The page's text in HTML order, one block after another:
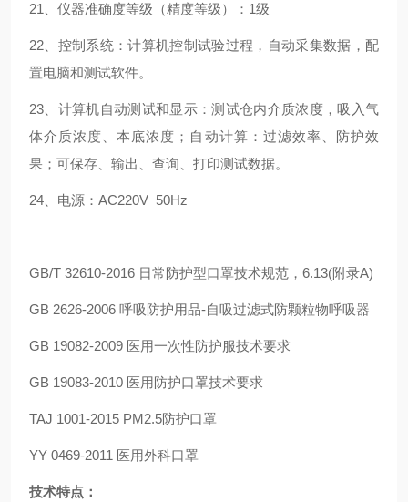
21、仪器准确度等级（精度等级）：1级
22、控制系统：计算机控制试验过程，自动采集数据，配
置电脑和测试软件。
23、计算机自动测试和显示：测试仓内介质浓度，吸入气
体介质浓度、本底浓度；自动计算：过滤效率、防护效
果；可保存、输出、查询、打印测试数据。
24、电源：AC220V 50Hz
GB/T 32610-2016 日常防护型口罩技术规范，6.13(附录A)
GB 2626-2006 呼吸防护用品-自吸过滤式防颗粒物呼吸器
GB 19082-2009 医用一次性防护服技术要求
GB 19083-2010 医用防护口罩技术要求
TAJ 1001-2015 PM2.5防护口罩
YY 0469-2011 医用外科口罩
技术特点：